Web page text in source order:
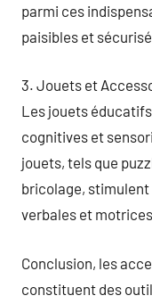
parmi ces
paisibles et
3. Jouets et
Les jouets
cognitives et
jouets, tels que
bricolage, stimulent
verbales et
Conclusion, les
constituent des